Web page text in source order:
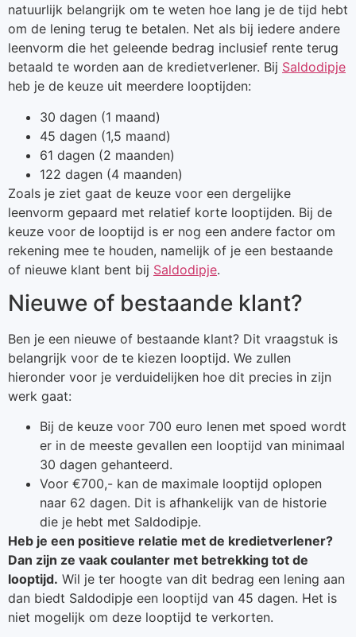
natuurlijk belangrijk om te weten hoe lang je de tijd hebt
om de lening terug te betalen. Net als bij iedere andere
leenvorm die het geleende bedrag inclusief rente terug
betaald te worden aan de kredietverlener. Bij Saldodipje
heb je de keuze uit meerdere looptijden:
30 dagen (1 maand)
45 dagen (1,5 maand)
61 dagen (2 maanden)
122 dagen (4 maanden)
Zoals je ziet gaat de keuze voor een dergelijke
leenvorm gepaard met relatief korte looptijden. Bij de
keuze voor de looptijd is er nog een andere factor om
rekening mee te houden, namelijk of je een bestaande
of nieuwe klant bent bij Saldodipje.
Nieuwe of bestaande klant?
Ben je een nieuwe of bestaande klant? Dit vraagstuk is
belangrijk voor de te kiezen looptijd. We zullen
hieronder voor je verduidelijken hoe dit precies in zijn
werk gaat:
Bij de keuze voor 700 euro lenen met spoed wordt
er in de meeste gevallen een looptijd van minimaal
30 dagen gehanteerd.
Voor €700,- kan de maximale looptijd oplopen
naar 62 dagen. Dit is afhankelijk van de historie
die je hebt met Saldodipje.
Heb je een positieve relatie met de kredietverlener?
Dan zijn ze vaak coulanter met betrekking tot de
looptijd. Wil je ter hoogte van dit bedrag een lening aan
dan biedt Saldodipje een looptijd van 45 dagen. Het is
niet mogelijk om deze looptijd te verkorten.